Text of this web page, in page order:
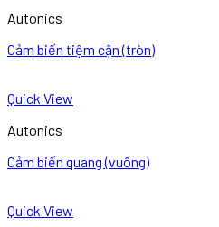
Autonics
Cảm biến tiệm cận (tròn)
Quick View
Autonics
Cảm biến quang (vuông)
Quick View